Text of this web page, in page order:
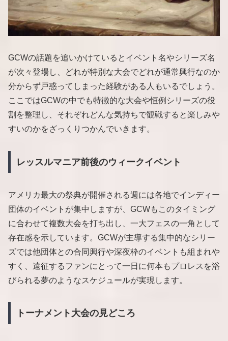
GCWの話題を追いかけているとイベント名やシリーズ名
が次々登場し、どれが特別な大会でどれが通常興行なのか
分からず戸惑ってしまった経験がある人もいるでしょう。
ここではGCWの中でも特徴的な大会や恒例シリーズの役
割を整理し、それぞれどんな気持ちで観戦すると楽しみや
すいのかをざっくりつかんでいきます。
レッスルマニア前後のウィークイベント
アメリカ最大の祭典が開催される週には各地でインディー
団体のイベントが集中しますが、GCWもこのタイミング
に合わせて複数大会を打ち出し、一大フェスの一角として
存在感を示しています。GCWが主導する集中的なシリー
ズでは他団体との合同興行や深夜枠のイベントも組まれや
すく、遠征するファンにとって一日に何本もプロレスを浴
びられる夢のようなスケジュールが実現します。
トーナメント大会の見どころ